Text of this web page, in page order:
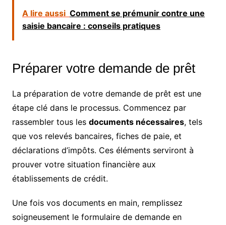
A lire aussi Comment se prémunir contre une
saisie bancaire : conseils pratiques
Préparer votre demande de prêt
La préparation de votre demande de prêt est une
étape clé dans le processus. Commencez par
rassembler tous les documents nécessaires, tels
que vos relevés bancaires, fiches de paie, et
déclarations d’impôts. Ces éléments serviront à
prouver votre situation financière aux
établissements de crédit.
Une fois vos documents en main, remplissez
soigneusement le formulaire de demande en